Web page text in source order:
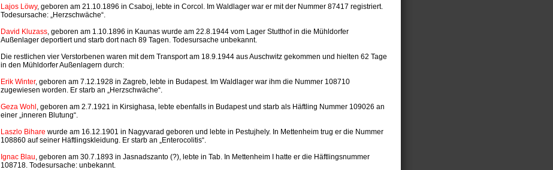
Lajos Löwy, geboren am 21.10.1896 in Csaboj, lebte in Corcol. Im Waldlager war er mit der Nummer 87417 registriert.
Todesursache: „Herzschwäche“.
David Kluzass , geboren am 1.10.1896 in Kaunas wurde am 22.8.1944 vom Lager Stutthof in die Mühldorfer
Außenlager deportiert und starb dort nach 89 Tagen. Todesursache unbekannt.
Die restlichen vier Verstorbenen waren mit dem Transport am 18.9.1944 aus Auschwitz gekommen und hielten 62 Tage
in den Mühldorfer Außenlagern durch:
Erik Winter, geboren am 7.12.1928 in Zagreb, lebte in Budapest. Im Waldlager war ihm die Nummer 108710
zugewiesen worden. Er starb an „Herzschwäche“.
Geza Wohl , geboren am 2.7.1921 in Kirsighasa, lebte ebenfalls in Budapest und starb als Häftling Nummer 109026 an
einer „inneren Blutung“.
Laszlo Bihare wurde am 16.12.1901 in Nagyvarad geboren und lebte in Pestujhely. In Mettenheim trug er die Nummer
108860 auf seiner Häftlingskleidung. Er starb an „Enterocolitis“.
Ignac Blau , geboren am 30.7.1893 in Jasnadszanto (?), lebte in Tab. In Mettenheim I hatte er die Häftlingsnummer
108718. Todesursache: unbekannt.